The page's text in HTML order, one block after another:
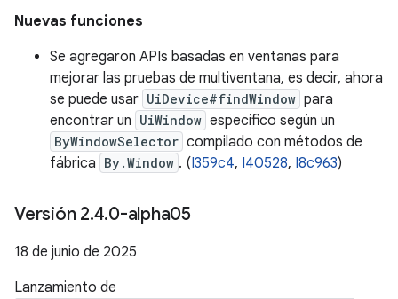
Nuevas funciones
Se agregaron APIs basadas en ventanas para
mejorar las pruebas de multiventana, es decir, ahora
se puede usar UiDevice#findWindow para
encontrar un UiWindow específico según un
ByWindowSelector compilado con métodos de
fábrica By.Window . (I359c4, I40528, I8c963)
Versión 2.4.0-alpha05
18 de junio de 2025
Lanzamiento de